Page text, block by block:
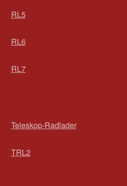
RL5
RL6
RL7
Teleskop-Radlader
TRL2